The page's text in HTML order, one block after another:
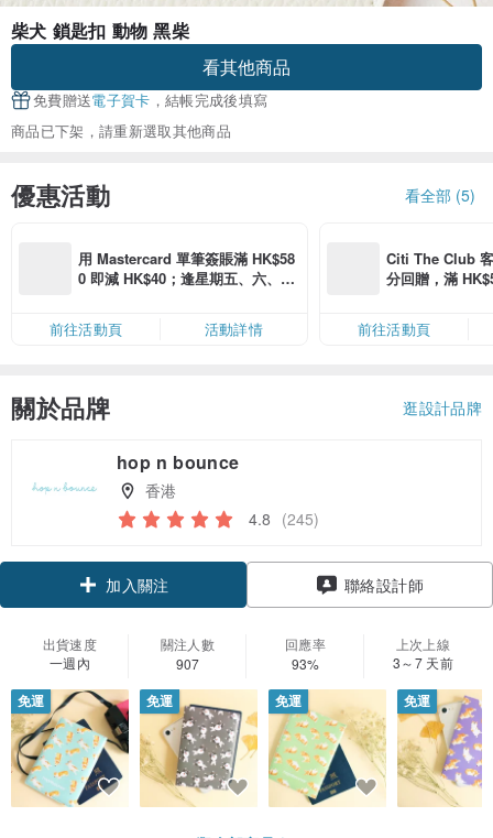
柴犬 鎖匙扣 動物 黑柴
看其他商品
免費贈送電子賀卡 ，結帳完成後填寫
商品已下架，請重新選取其他商品
優惠活動 看全部 (5)
用 Mastercard 單筆簽賬滿 HK$58
0 即減 HK$40；逢星期五、六、日
限，額滿即止，僅限「常用信用
卡」結帳）
前往活動頁 活動詳情
Citi The Club
分回贈，滿
前往活動頁
關於品牌 逛設計品牌
hop n bounce
香港
4.8 (245)
加入關注 聯絡設計師
出貨速度
一週內
關注人數
907
回應率
93%
上次上線
3～7 天前
免運 免運 免運 免運